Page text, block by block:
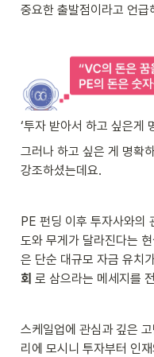
중요한 출발점이라고 언급
‘투자 받아서 하고 싶은게
그러나 하고 싶은 게 명확
강조하셨는데요.
PE 펀딩 이후 투자사와의
도와 무게가 달라진다는
은 단순 대규모 자금 유치
회 로 삼으라는 메세지를
스케일업에 관심과 깊은
리에 모시니 투자부터 인